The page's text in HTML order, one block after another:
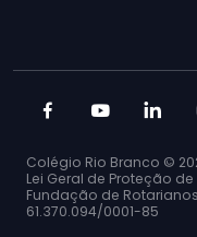
Colégio Rio Branco ©
Lei Geral de Proteção
Fundação de
61.370.094/0001-85